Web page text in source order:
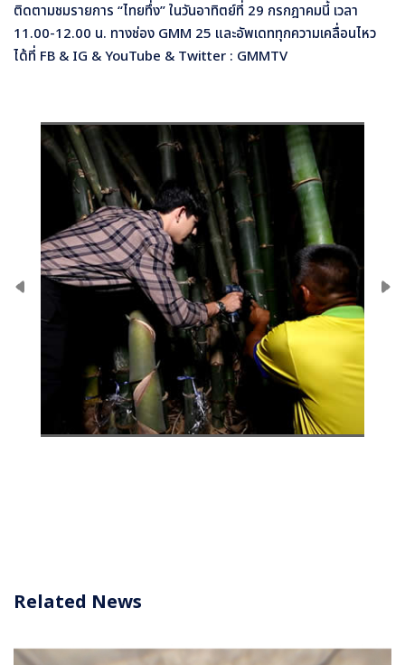
ติดตามชมรายการ “ไทยทึ่ง” ในวันอาทิตย์ที่ 29 กรกฎาคมนี้ เวลา
11.00-12.00 น. ทางช่อง GMM 25 และอัพเดททุกความเคลื่อนไหว
ได้ที่ FB & IG & YouTube & Twitter : GMMTV
Related News